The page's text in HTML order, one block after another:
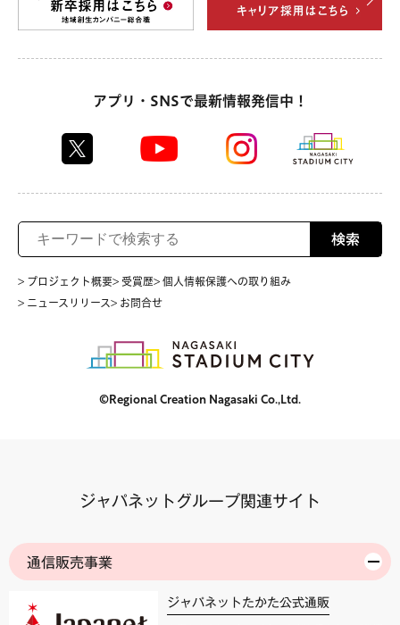
アプリ・SNSで最新情報発信中！
検索
> プロジェクト概要> 受賞歴> 個人情報保護への取り組み
> ニュースリリース> お問合せ
©Regional Creation Nagasaki Co.,Ltd.
ジャパネットグループ関連サイト
通信販売事業
ジャパネットたかた公式通販